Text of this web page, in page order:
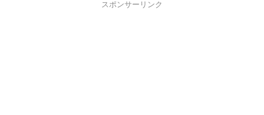
スポンサーリンク